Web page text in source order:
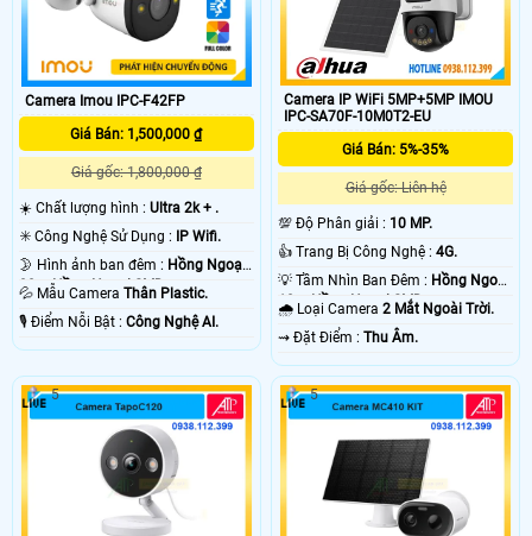
Camera Imou IPC-F42FP
Giá Bán: 1,500,000 ₫
Giá gốc: 1,800,000 ₫
☀️ Chất lượng hình : Ultra 2k + .
✳️ Công Nghệ Sử Dụng : IP Wifi.
🌛 Hình ảnh ban đêm : Hồng Ngoại
30m Hồng Ngoại SMD.
💦 Mẫu Camera Thân Plastic.
️🎙 Điểm Nỗi Bật : Công Nghệ AI.
Camera IP WiFi 5MP+5MP IMOU
IPC-SA70F-10M0T2-EU
Giá Bán: 5%-35%
Giá gốc: Liên hệ
💯 Độ Phân giải : 10 MP.
👍 Trang Bị Công Nghệ :4G.
💡 Tầm Nhìn Ban Đêm : Hồng Ngoại
10m Hồng Ngoại SMD.
🌧️ Loại Camera2 Mắt Ngoài Trời.
️⇝ Đặt Điểm :Thu Âm.
5 5